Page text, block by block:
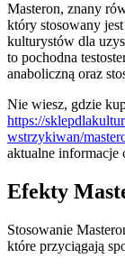
Masteron, znany
który stosowany
kulturystów dla
to pochodna
anaboliczną oraz
Nie wiesz, gdzie
https://
wstrzykiwan/
aktualne informacje
Efekty
Stosowanie
które przyciągają